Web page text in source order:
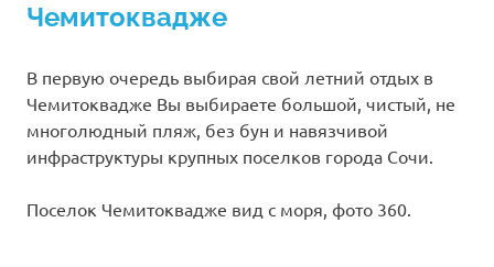
Гавана
Чемитоквадже
В первую очередь выбирая свой летний отдых в
Чемитоквадже Вы выбираете большой, чистый, не
многолюдный пляж, без бун и навязчивой
инфраструктуры крупных поселков города Сочи.
Поселок Чемитоквадже вид с моря, фото 360.